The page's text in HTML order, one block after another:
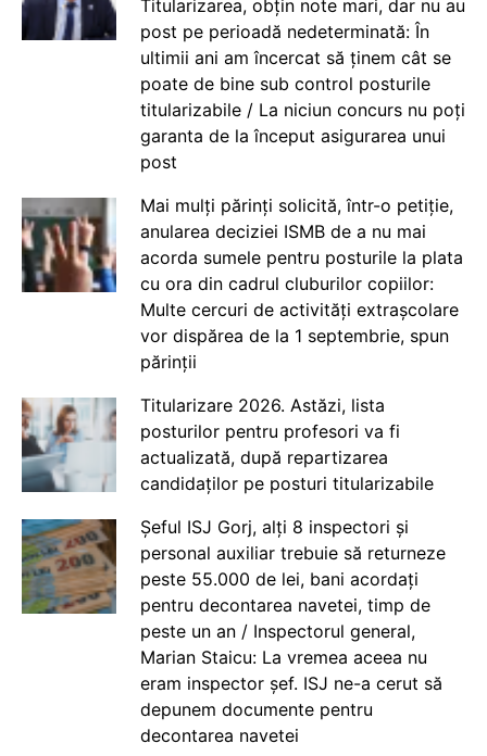
Titularizarea, obțin note mari, dar nu au
post pe perioadă nedeterminată: În
ultimii ani am încercat să ținem cât se
poate de bine sub control posturile
titularizabile / La niciun concurs nu poți
garanta de la început asigurarea unui
post
Mai mulți părinți solicită, într-o petiție,
anularea deciziei ISMB de a nu mai
acorda sumele pentru posturile la plata
cu ora din cadrul cluburilor copiilor:
Multe cercuri de activități extrașcolare
vor dispărea de la 1 septembrie, spun
părinții
Titularizare 2026. Astăzi, lista
posturilor pentru profesori va fi
actualizată, după repartizarea
candidaților pe posturi titularizabile
Șeful ISJ Gorj, alți 8 inspectori și
personal auxiliar trebuie să returneze
peste 55.000 de lei, bani acordați
pentru decontarea navetei, timp de
peste un an / Inspectorul general,
Marian Staicu: La vremea aceea nu
eram inspector șef. ISJ ne-a cerut să
depunem documente pentru
decontarea navetei